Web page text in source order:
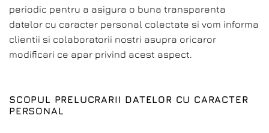
periodic pentru a asigura o buna transparenta
datelor cu caracter personal colectate si vom informa
clientii si colaboratorii nostri asupra oricaror
modificari ce apar privind acest aspect.
SCOPUL PRELUCRARII DATELOR CU CARACTER
PERSONAL